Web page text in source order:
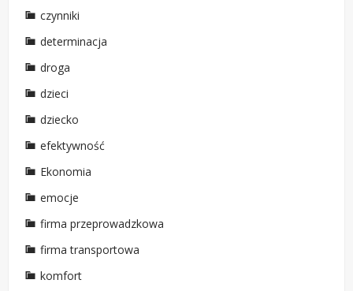
czynniki
determinacja
droga
dzieci
dziecko
efektywność
Ekonomia
emocje
firma przeprowadzkowa
firma transportowa
komfort